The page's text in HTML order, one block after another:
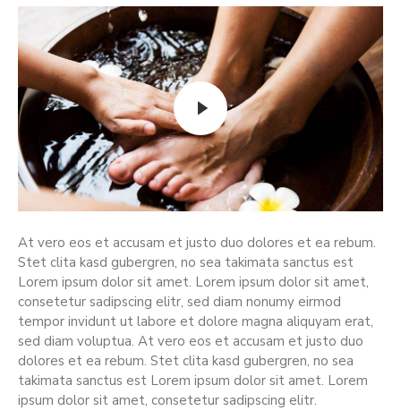
At vero eos et accusam et justo duo dolores et ea rebum.
Stet clita kasd gubergren, no sea takimata sanctus est
Lorem ipsum dolor sit amet. Lorem ipsum dolor sit amet,
consetetur sadipscing elitr, sed diam nonumy eirmod
tempor invidunt ut labore et dolore magna aliquyam erat,
sed diam voluptua. At vero eos et accusam et justo duo
dolores et ea rebum. Stet clita kasd gubergren, no sea
takimata sanctus est Lorem ipsum dolor sit amet. Lorem
ipsum dolor sit amet, consetetur sadipscing elitr.